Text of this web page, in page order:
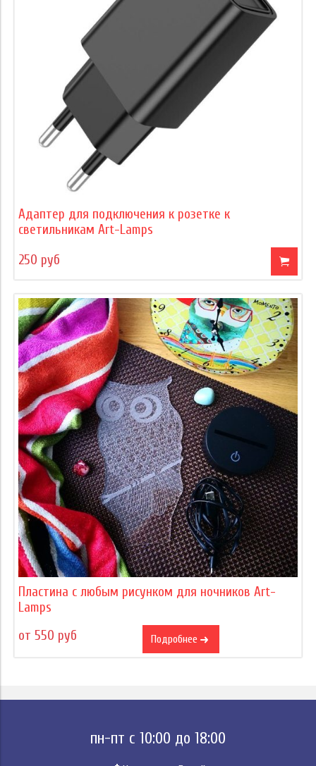
Адаптер для подключения к розетке к
светильникам Art-Lamps
250 руб
Пластина с любым рисунком для ночников Art-
Lamps
от 550 руб
Подробнее
пн-пт с 10:00 до 18:00